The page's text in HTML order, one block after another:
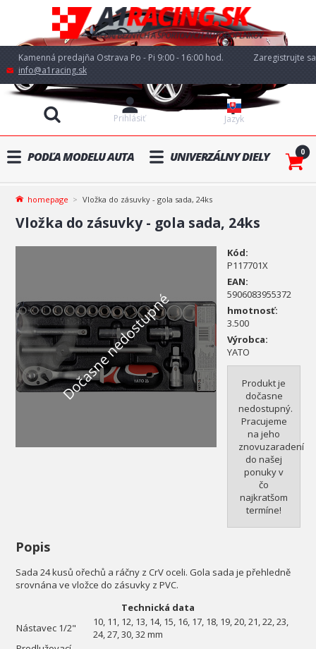
Kamenná predajňa Ostrava Po - Pi 9:00 - 16:00 hod.
info@a1racing.sk
Jazyk
Prihlásiť
Zaregistrujte sa
PODĽA MODELU AUTA UNIVERZÁLNY DIELY 0
homepage Vložka do zásuvky - gola sada, 24ks
Vložka do zásuvky - gola sada, 24ks
Dočasne nedostupné
Kód:
P117701X
EAN:
5906083955372
hmotnosť:
3.500
Výrobca:
YATO
Produkt je
dočasne
nedostupný.
Pracujeme
na jeho
znovuzaradení
do našej
ponuky v
čo
najkratšom
termíne!
Popis
Sada 24 kusů ořechů a ráčny z CrV oceli. Gola sada je přehledně
srovnána ve vložce do zásuvky z PVC.
Technická data
Nástavec 1/2"
10, 11, 12, 13, 14, 15, 16, 17, 18, 19, 20, 21, 22, 23,
24, 27, 30, 32 mm